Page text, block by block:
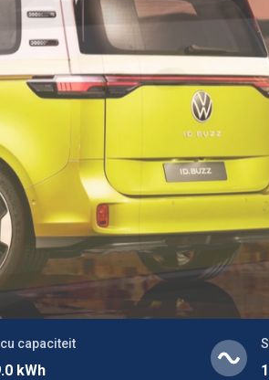
capaciteit
kWh